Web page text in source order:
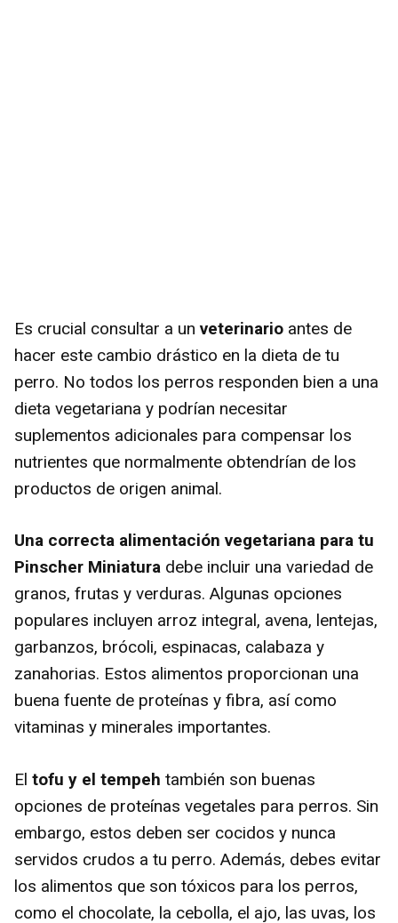
Es crucial consultar a un veterinario antes de
hacer este cambio drástico en la dieta de tu
perro. No todos los perros responden bien a una
dieta vegetariana y podrían necesitar
suplementos adicionales para compensar los
nutrientes que normalmente obtendrían de los
productos de origen animal.
Una correcta alimentación vegetariana para tu
Pinscher Miniatura debe incluir una variedad de
granos, frutas y verduras. Algunas opciones
populares incluyen arroz integral, avena, lentejas,
garbanzos, brócoli, espinacas, calabaza y
zanahorias. Estos alimentos proporcionan una
buena fuente de proteínas y fibra, así como
vitaminas y minerales importantes.
El tofu y el tempeh también son buenas
opciones de proteínas vegetales para perros. Sin
embargo, estos deben ser cocidos y nunca
servidos crudos a tu perro. Además, debes evitar
los alimentos que son tóxicos para los perros,
como el chocolate, la cebolla, el ajo, las uvas, los